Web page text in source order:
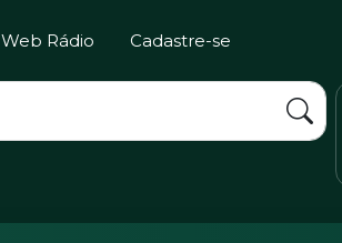
Web Rádio Cadastre-se